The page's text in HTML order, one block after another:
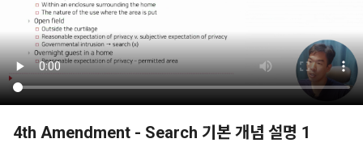
4th Amendment - Search 기본 개념 설명 1